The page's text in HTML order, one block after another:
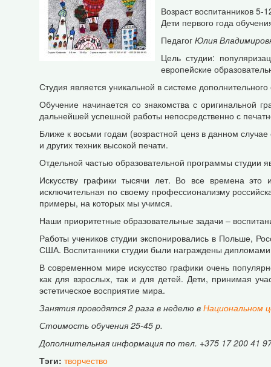
Возраст воспитанников 5-
Дети первого года
Педагог Юлия
Цель студии:
европейские
Студия является уникальной в системе
Обучение начинается со знакомства с оригинальной
дальнейшей успешной работы непосредственно с
Ближе к восьми годам (возрастной ценз в данном
и других техник высокой печати.
Отдельной частью образовательной программы студии
Искусству графики тысячи лет. Во все времена
исключительная по своему профессионализму
примеры, на которых мы учимся.
Наши приоритетные образовательные задачи –
Работы учеников студии экспонировались в Польше,
США. Воспитанники студии были награждены
В современном мире искусство графики очень
как для взрослых, так и для детей. Дети, принимая
эстетическое восприятие мира.
Занятия проводятся 2 раза в неделю в Национальном
Стоимость обучения 25-45 р.
Дополнительная информация по тел. +375 17 200 41
Тэги: творчество